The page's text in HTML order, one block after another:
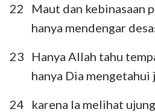
36
37 38 39
22
Maut dan kebinasaan
hanya mendengar
23
Hanya Allah tahu
hanya Dia mengetahui
24
karena Ia melihat